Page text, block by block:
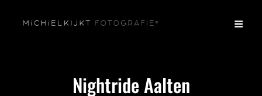
Nightride Aalten